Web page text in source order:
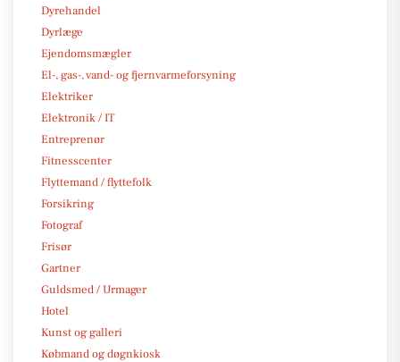
Dyrehandel
Dyrlæge
Ejendomsmægler
El-, gas-, vand- og fjernvarmeforsyning
Elektriker
Elektronik / IT
Entreprenør
Fitnesscenter
Flyttemand / flyttefolk
Forsikring
Fotograf
Frisør
Gartner
Guldsmed / Urmager
Hotel
Kunst og galleri
Købmand og døgnkiosk